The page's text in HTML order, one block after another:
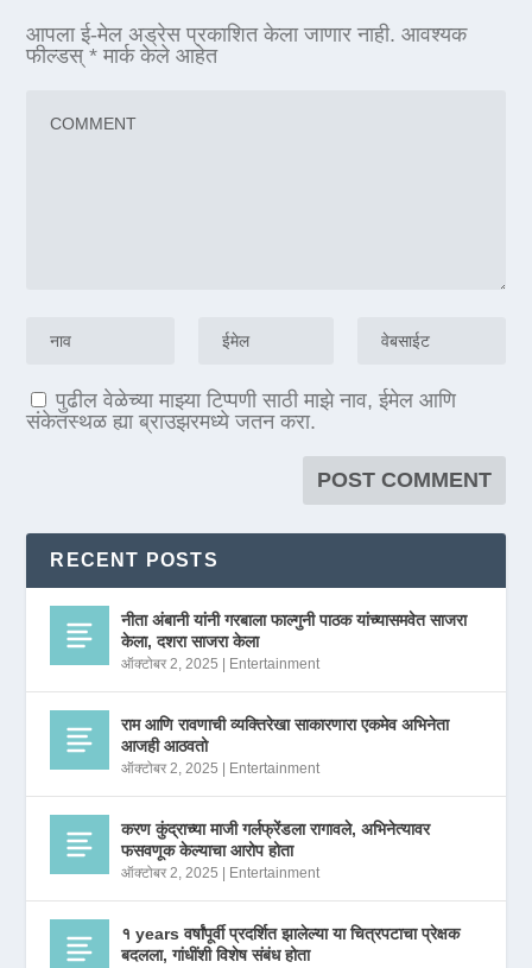
आपला ई-मेल अड्रेस प्रकाशित केला जाणार नाही. आवश्यक
फील्डस्* मार्क केले आहेत
पुढील वेळेच्या माझ्या टिप्पणी साठी माझे नाव, ईमेल आणि
संकेतस्थळ ह्या ब्राउझरमध्ये जतन करा.
RECENT POSTS
नीता अंबानी यांनी गरबाला फाल्गुनी पाठक यांच्यासमवेत साजरा
केला, दशरा साजरा केला
ऑक्टोबर 2, 2025 Entertainment
राम आणि रावणाची व्यक्तिरेखा साकारणारा एकमेव अभिनेता
आजही आठवतो
ऑक्टोबर 2, 2025 Entertainment
करण कुंद्राच्या माजी गर्लफ्रेंडला रागावले, अभिनेत्यावर
फसवणूक केल्याचा आरोप होता
ऑक्टोबर 2, 2025 Entertainment
१ years वर्षांपूर्वी प्रदर्शित झालेल्या या चित्रपटाचा प्रेक्षक
बदलला, गांधींशी विशेष संबंध होता